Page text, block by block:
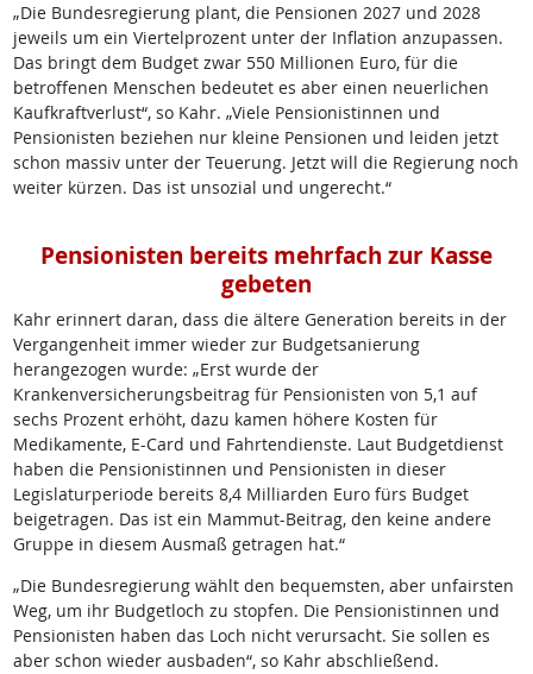
„Die Bundesregierung plant, die Pensionen 2027 und 2028
jeweils um ein Viertelprozent unter der Inflation anzupassen.
Das bringt dem Budget zwar 550 Millionen Euro, für die
betroffenen Menschen bedeutet es aber einen neuerlichen
Kaufkraftverlust“, so Kahr. „Viele Pensionistinnen und
Pensionisten beziehen nur kleine Pensionen und leiden jetzt
schon massiv unter der Teuerung. Jetzt will die Regierung noch
weiter kürzen. Das ist unsozial und ungerecht.“
Pensionisten bereits mehrfach zur Kasse
gebeten
Kahr erinnert daran, dass die ältere Generation bereits in der
Vergangenheit immer wieder zur Budgetsanierung
herangezogen wurde: „Erst wurde der
Krankenversicherungsbeitrag für Pensionisten von 5,1 auf
sechs Prozent erhöht, dazu kamen höhere Kosten für
Medikamente, E-Card und Fahrtendienste. Laut Budgetdienst
haben die Pensionistinnen und Pensionisten in dieser
Legislaturperiode bereits 8,4 Milliarden Euro fürs Budget
beigetragen. Das ist ein Mammut-Beitrag, den keine andere
Gruppe in diesem Ausmaß getragen hat.“
„Die Bundesregierung wählt den bequemsten, aber unfairsten
Weg, um ihr Budgetloch zu stopfen. Die Pensionistinnen und
Pensionisten haben das Loch nicht verursacht. Sie sollen es
aber schon wieder ausbaden“, so Kahr abschließend.